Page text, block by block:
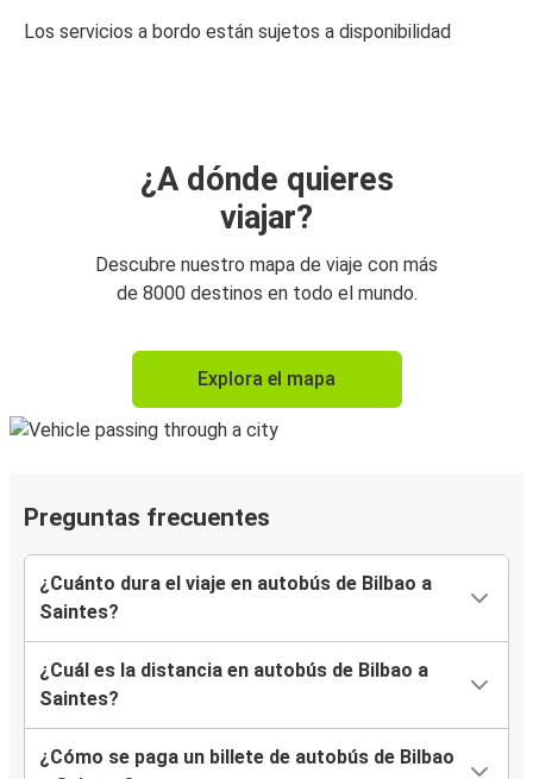
Los servicios a bordo están sujetos a disponibilidad
¿A dónde quieres
viajar?
Descubre nuestro mapa de viaje con más
de 8000 destinos en todo el mundo.
Explora el mapa
Preguntas frecuentes
¿Cuánto dura el viaje en autobús de Bilbao a
Saintes?
¿Cuál es la distancia en autobús de Bilbao a
Saintes?
¿Cómo se paga un billete de autobús de Bilbao